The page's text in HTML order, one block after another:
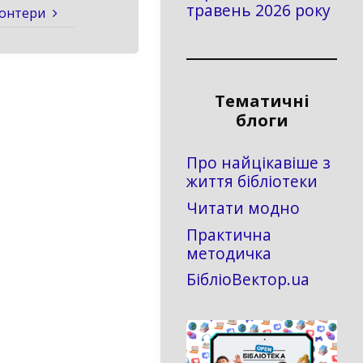
травень 2026 року
Тематичні
блоги
Про найцікавіше з
життя бібліотеки
Читати модно
Практична
методичка
БібліоВектор.ua